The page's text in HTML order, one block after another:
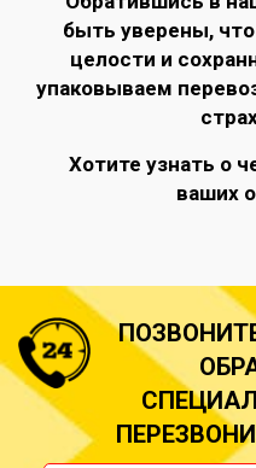
быть уверены,
целости и
упаковываем
Хотите узнать о
ваших